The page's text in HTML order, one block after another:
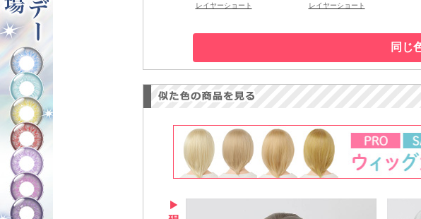
レイヤーショート レイヤーショート